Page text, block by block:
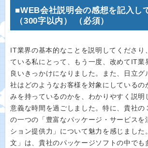
■WEB会社説明会の感想を記入し
（300字以内） （必須）
IT業界の基本的なことを説明してくださり
ている私にとって、もう一度、改めてIT業
良いきっかけになりました。また、日立グ
社はどのようなお客様を対象にしているの
みを持っているのかを、わかりやすく説明
意義な時間を過ごしました。特に、貴社の
の一つの「豊富なパッケージ・サービスを
ション提供力」について魅力を感じました
文」は、貴社のパッケージソフトの中でも